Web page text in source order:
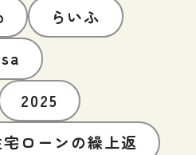
らいふ
2025
宅ローンの繰上返